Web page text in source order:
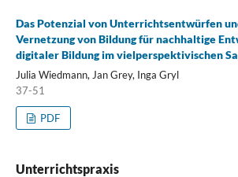
Das Potenzial von Unterrichtsentwürfen
Vernetzung von Bildung für nachhaltige
digitaler Bildung im vielperspektivischen
Julia Wiedmann, Jan Grey, Inga Gryl
37-51
PDF
Unterrichtspraxis